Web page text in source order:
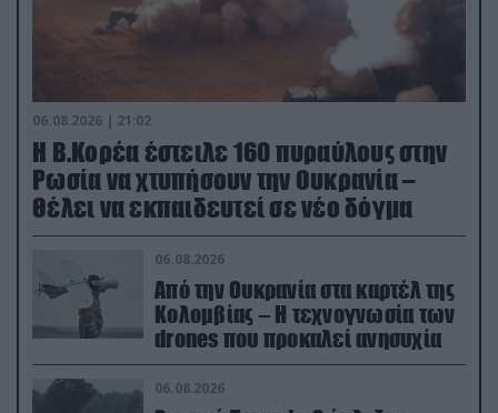
06.08.2026 | 21:02
Η Β.Κορέα έστειλε 160 πυραύλους στην
Ρωσία να χτυπήσουν την Ουκρανία –
Θέλει να εκπαιδευτεί σε νέο δόγμα
06.08.2026
Από την Ουκρανία στα καρτέλ της
Κολομβίας – Η τεχνογνωσία των
drones που προκαλεί ανησυχία
06.08.2026